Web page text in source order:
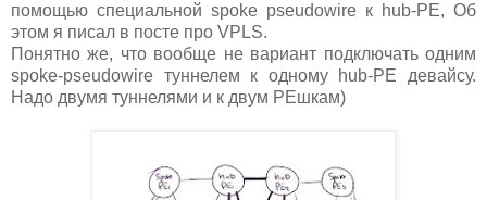
помощью специальной spoke pseudowire к hub-PE, Об
этом я писал в посте про VPLS.
Понятно же, что вообще не вариант подключать одним
spoke-pseudowire туннелем к одному hub-PE девайсу.
Надо двумя туннелями и к двум PEшкам)